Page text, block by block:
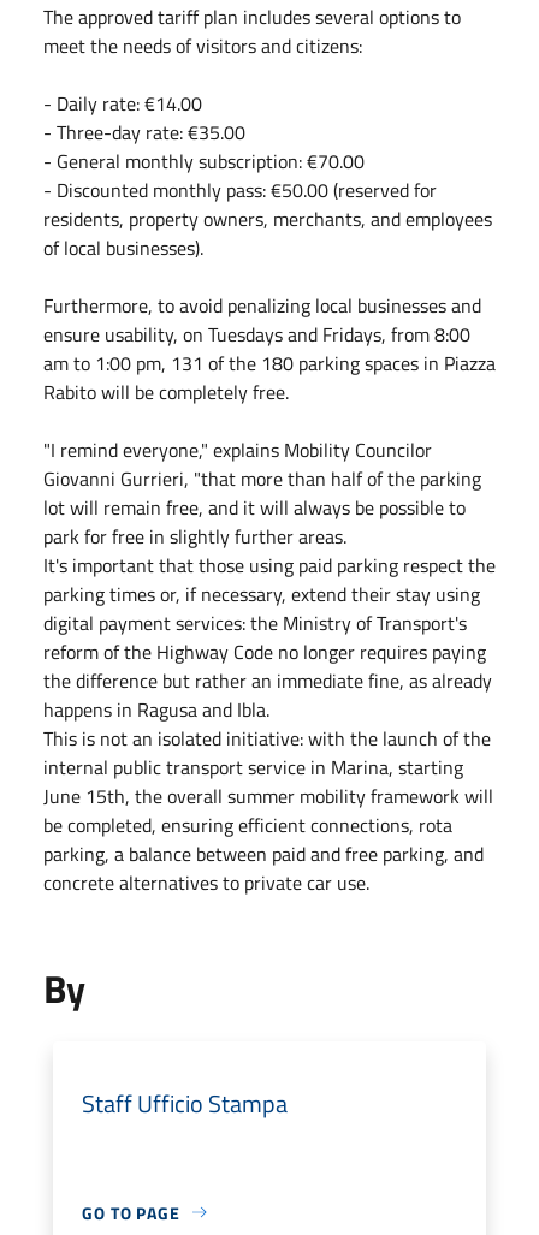
The approved tariff plan includes several options to
meet the needs of visitors and citizens:
- Daily rate: €14.00
- ⁠Three-day rate: €35.00
- ⁠General monthly subscription: €70.00
- Discounted monthly pass: €50.00 (reserved for
residents, property owners, merchants, and employees
of local businesses).
Furthermore, to avoid penalizing local businesses and
ensure usability, on Tuesdays and Fridays, from 8:00
am to 1:00 pm, 131 of the 180 parking spaces in Piazza
Rabito will be completely free.
"I remind everyone," explains Mobility Councilor
Giovanni Gurrieri, "that more than half of the parking
lot will remain free, and it will always be possible to
park for free in slightly further areas.
It's important that those using paid parking respect the
parking times or, if necessary, extend their stay using
digital payment services: the Ministry of Transport's
reform of the Highway Code no longer requires paying
the difference but rather an immediate fine, as already
happens in Ragusa and Ibla.
This is not an isolated initiative: with the launch of the
internal public transport service in Marina, starting
June 15th, the overall summer mobility framework will
be completed, ensuring efficient connections, rota
parking, a balance between paid and free parking, and
concrete alternatives to private car use.
By
Staff Ufficio Stampa
GO TO PAGE